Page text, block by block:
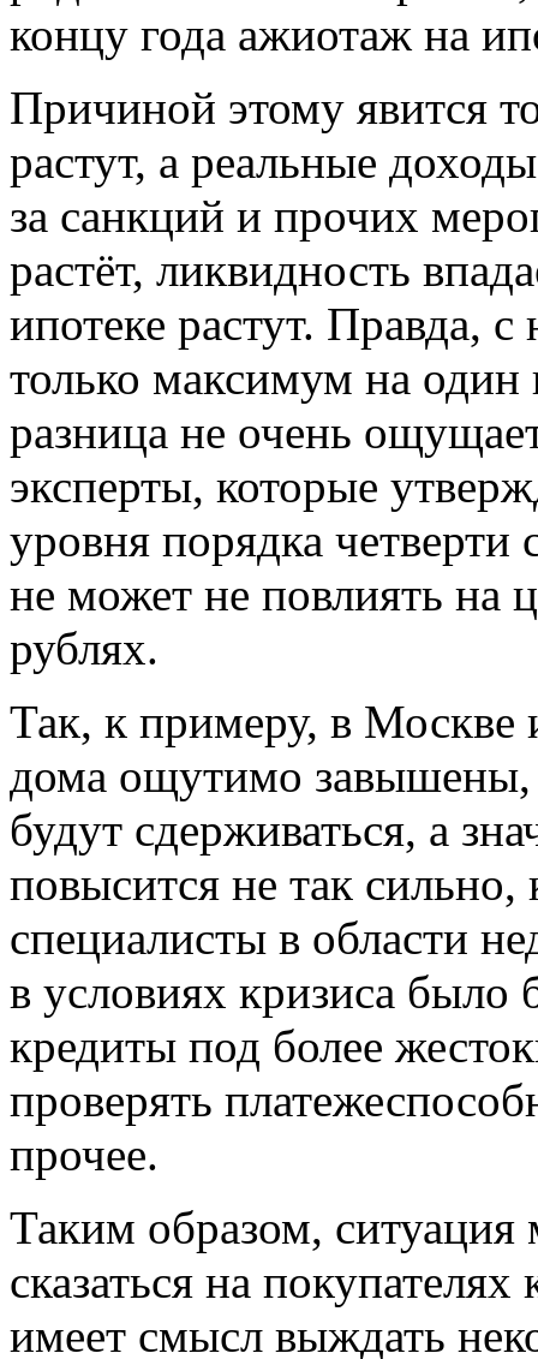
концу года ажиотаж на
Причиной этому явится
растут, а реальные
за санкций и прочих
растёт, ликвидность
ипотеке растут. Правда,
только максимум на один
разница не очень
эксперты, которые
уровня порядка
не может не повлиять на
рублях.
Так, к примеру, в Москве
дома ощутимо завышены,
будут сдерживаться, а
повысится не так
специалисты в области
в условиях кризиса было
кредиты под более
проверять
прочее.
Таким образом, ситуация
сказаться на
имеет смысл выждать